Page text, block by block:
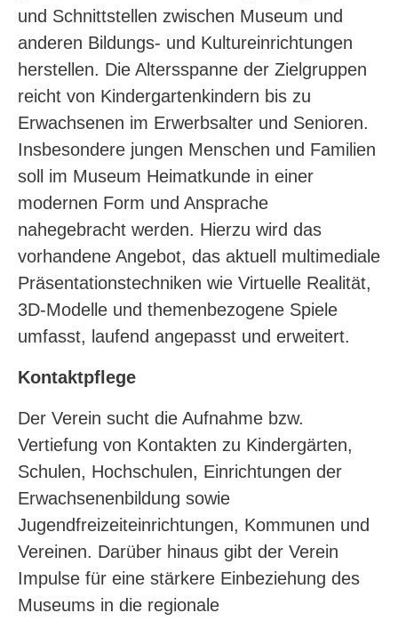
und Schnittstellen zwischen Museum und
anderen Bildungs- und Kultureinrichtungen
herstellen. Die Altersspanne der Zielgruppen
reicht von Kindergartenkindern bis zu
Erwachsenen im Erwerbsalter und Senioren.
Insbesondere jungen Menschen und Familien
soll im Museum Heimatkunde in einer
modernen Form und Ansprache
nahegebracht werden. Hierzu wird das
vorhandene Angebot, das aktuell multimediale
Präsentationstechniken wie Virtuelle Realität,
3D-Modelle und themenbezogene Spiele
umfasst, laufend angepasst und erweitert.
Kontaktpflege
Der Verein sucht die Aufnahme bzw.
Vertiefung von Kontakten zu Kindergärten,
Schulen, Hochschulen, Einrichtungen der
Erwachsenenbildung sowie
Jugendfreizeiteinrichtungen, Kommunen und
Vereinen. Darüber hinaus gibt der Verein
Impulse für eine stärkere Einbeziehung des
Museums in die regionale